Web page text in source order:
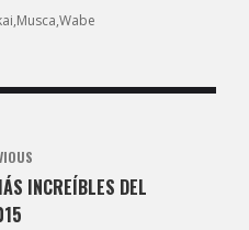
Musca Wabe
INCREÍBLES DEL